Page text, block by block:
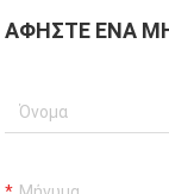
ΑΦΉΣΤΕ ΈΝΑ